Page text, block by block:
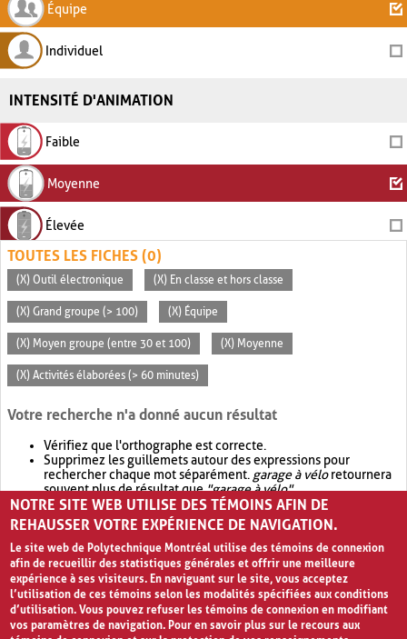
Équipe
Individuel
INTENSITÉ D'ANIMATION
Faible
Moyenne
Élevée
TOUTES LES FICHES (0)
(X) Outil électronique (X) En classe et hors classe
(X) Grand groupe (> 100) (X) Équipe
(X) Moyen groupe (entre 30 et 100) (X) Moyenne
(X) Activités élaborées (> 60 minutes)
Votre recherche n'a donné aucun résultat
Vérifiez que l'orthographe est correcte.
Supprimez les guillemets autour des expressions pour
rechercher chaque mot séparément. garage à véloretournera
souvent plus de résultat que"garage à vélo".
Envisagez d'élargir votre recherche avec OR.garage OR vélo
retournera souvent plus de résultat quegarage à vélo
NOTRE SITE WEB UTILISE DES TÉMOINS AFIN DE
REHAUSSER VOTRE EXPÉRIENCE DE NAVIGATION.
Le site web de Polytechnique Montréal utilise des témoins de connexion
afin de recueillir des statistiques générales et offrir une meilleure
expérience à ses visiteurs. En naviguant sur le site, vous acceptez
l’utilisation de ces témoins selon les modalités spécifiées aux conditions
d’utilisation. Vous pouvez refuser les témoins de connexion en modifiant
vos paramètres de navigation. Pour en savoir plus sur le recours aux